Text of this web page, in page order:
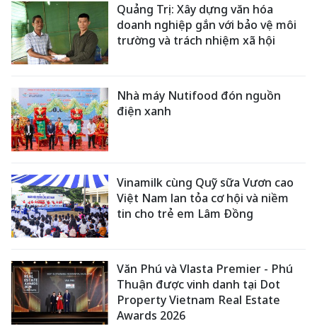
Quảng Trị: Xây dựng văn hóa
doanh nghiệp gắn với bảo vệ môi
trường và trách nhiệm xã hội
Nhà máy Nutifood đón nguồn
điện xanh
Vinamilk cùng Quỹ sữa Vươn cao
Việt Nam lan tỏa cơ hội và niềm
tin cho trẻ em Lâm Đồng
Văn Phú và Vlasta Premier - Phú
Thuận được vinh danh tại Dot
Property Vietnam Real Estate
Awards 2026